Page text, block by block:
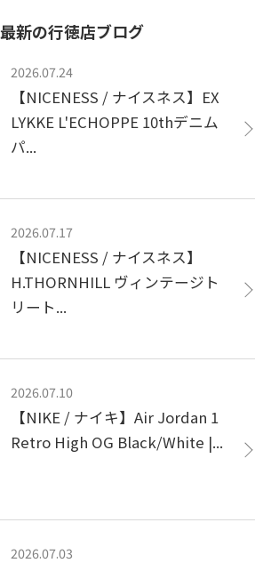
最新の行徳店ブログ
2026.07.24
【NICENESS / ナイスネス】EX
LYKKE L'ECHOPPE 10thデニム
パ...
2026.07.17
【NICENESS / ナイスネス】
H.THORNHILL ヴィンテージト
リート...
2026.07.10
【NIKE / ナイキ】Air Jordan 1
Retro High OG Black/White |...
2026.07.03